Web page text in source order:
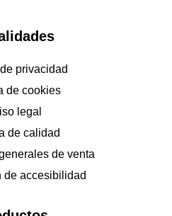
privacidad
de cookies
legal
de calidad
de venta
de accesibilidad